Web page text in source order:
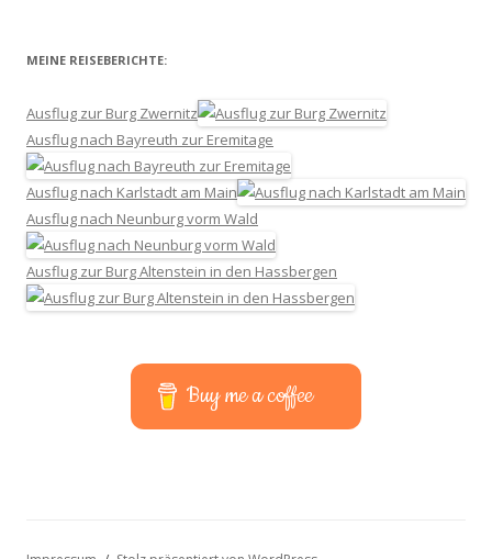
MEINE REISEBERICHTE:
Ausflug zur Burg Zwernitz
Ausflug nach Bayreuth zur Eremitage
Ausflug nach Karlstadt am Main
Ausflug nach Neunburg vorm Wald
Ausflug zur Burg Altenstein in den Hassbergen
Buy me a coffee